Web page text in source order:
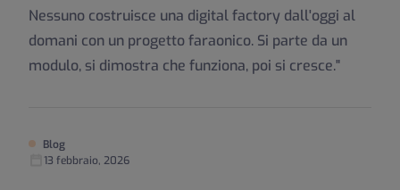
Nessuno costruisce una digital factory dall'oggi al
domani con un progetto faraonico. Si parte da un
modulo, si dimostra che funziona, poi si cresce."
Blog
13 febbraio, 2026